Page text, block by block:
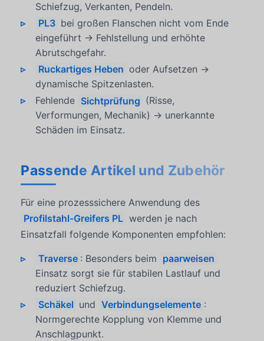
Schiefzug, Verkanten, Pendeln.
PL3 bei großen Flanschen nicht vom Ende
eingeführt → Fehlstellung und erhöhte
Abrutschgefahr.
Ruckartiges Heben oder Aufsetzen →
dynamische Spitzenlasten.
Fehlende Sichtprüfung (Risse,
Verformungen, Mechanik) → unerkannte
Schäden im Einsatz.
Passende Artikel und Zubehör
Für eine prozesssichere Anwendung des
Profilstahl-Greifers PL werden je nach
Einsatzfall folgende Komponenten empfohlen:
Traverse : Besonders beim paarweisen
Einsatz sorgt sie für stabilen Lastlauf und
reduziert Schiefzug.
Schäkel und Verbindungselemente :
Normgerechte Kopplung von Klemme und
Anschlagpunkt.